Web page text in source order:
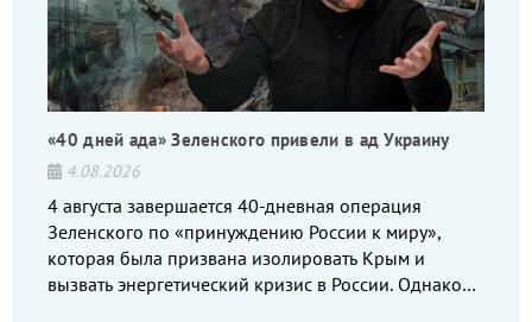
«40 дней ада» Зеленского привели в ад Украину
4.08.2026
4 августа завершается 40-дневная операция
Зеленского по «принуждению России к миру»,
которая была призвана изолировать Крым и
вызвать энергетический кризис в России. Однако